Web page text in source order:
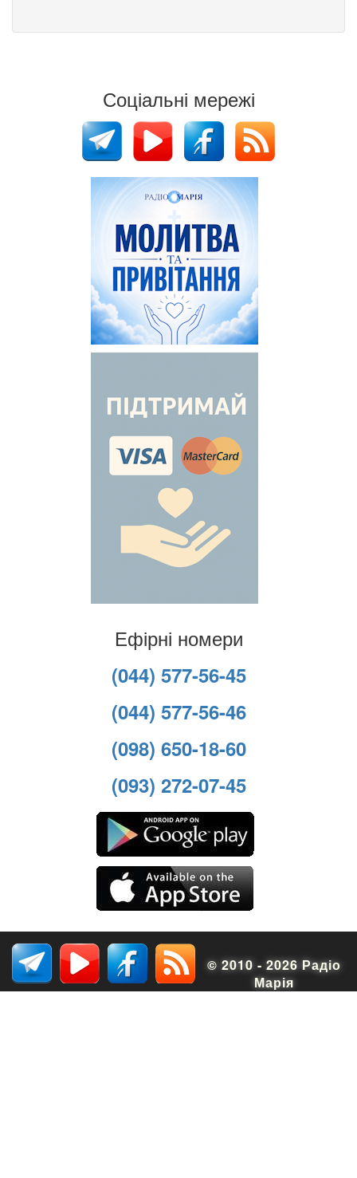
Соціальні мережі
Ефірні номери
(044) 577-56-45
(044) 577-56-46
(098) 650-18-60
(093) 272-07-45
© 2010 - 2026 Радіо
Марія